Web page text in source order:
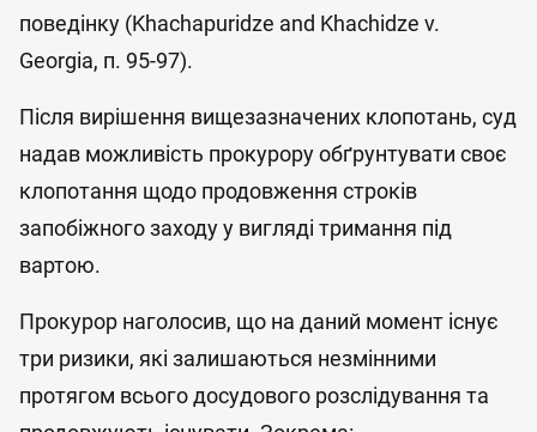
поведінку (Khachapuridze and Khachidze v.
Georgia, п. 95-97).
Після вирішення вищезазначених клопотань, суд
надав можливість прокурору обґрунтувати своє
клопотання щодо продовження строків
запобіжного заходу у вигляді тримання під
вартою.
Прокурор наголосив, що на даний момент існує
три ризики, які залишаються незмінними
протягом всього досудового розслідування та